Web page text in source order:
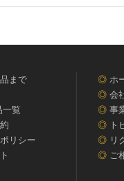
まで
覧
リシー
◎ ホ
◎ 会
◎ 事
◎ ト
◎ リ
◎ ご